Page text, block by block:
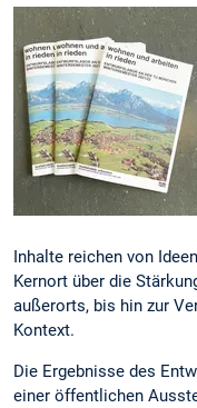
Inhalte reichen von
Kernort über die
außerorts, bis hin zur
Kontext.
Die Ergebnisse des
einer öffentlichen